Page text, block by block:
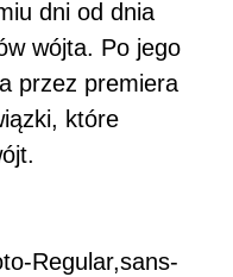
dni od dnia
wójta. Po jego
przez premiera
które
Regular,sans-